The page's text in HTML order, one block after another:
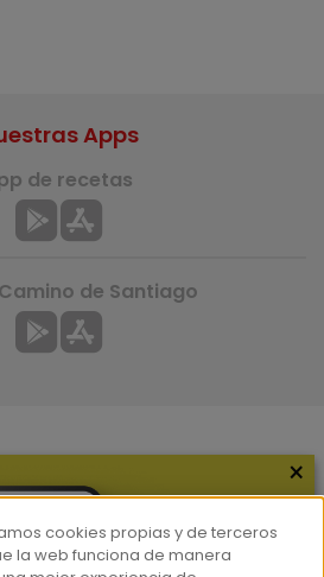
Apps
de recetas
de Santiago
×
cookies propias y de terceros
la web funciona de manera